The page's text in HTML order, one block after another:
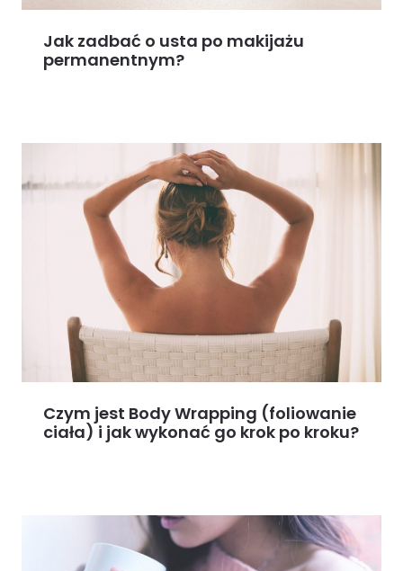
Jak zadbać o usta po makijażu
permanentnym?
Czym jest Body Wrapping (foliowanie
ciała) i jak wykonać go krok po kroku?